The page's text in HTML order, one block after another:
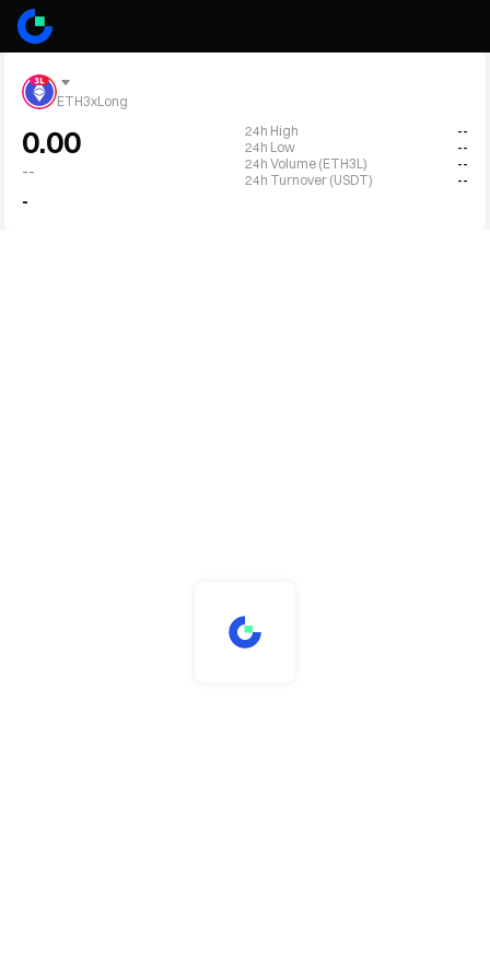
ETH3xLong
0.00
--
-
24h High
--
24h Low
--
24h Volume (ETH3L)
--
24h Turnover (USDT)
--